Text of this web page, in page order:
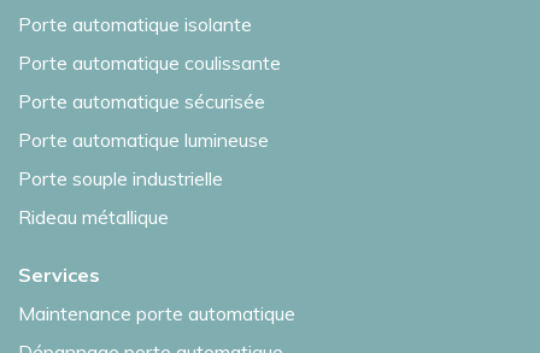
Porte automatique isolante
Porte automatique coulissante
Porte automatique sécurisée
Porte automatique lumineuse
Porte souple industrielle
Rideau métallique
Services
Maintenance porte automatique